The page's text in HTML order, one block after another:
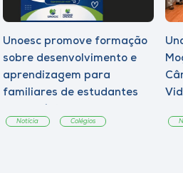
Unoesc promove formação
sobre desenvolvimento e
aprendizagem para
familiares de estudantes
Notícia Colégios